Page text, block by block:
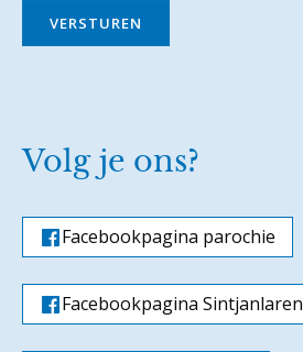
VERSTUREN
Volg je ons?
Facebookpagina parochie
Facebookpagina Sintjanlaren